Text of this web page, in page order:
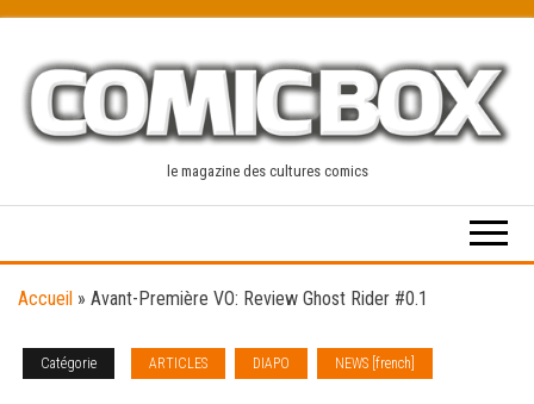
content
le magazine des cultures comics
Accueil » Avant-Première VO: Review Ghost Rider #0.1
Catégorie ARTICLES DIAPO NEWS [french]